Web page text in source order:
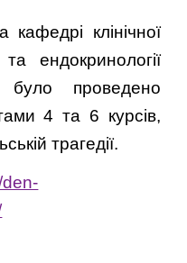
клінічної
та ендокринології
проведено
4 та 6 курсів,
трагедії.